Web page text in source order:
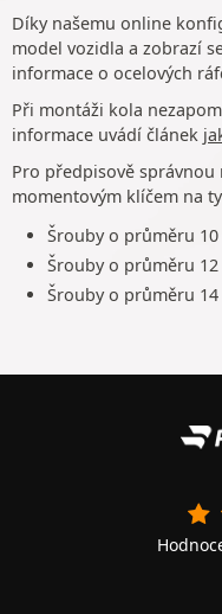
Díky našemu online
model vozidla a zobrazí
informace o ocelových
Při montáži kola
informace uvádí článek
Pro předpisově
momentovým klíčem na
Šrouby o průměru 10
Šrouby o průměru 12
Šrouby o průměru 14